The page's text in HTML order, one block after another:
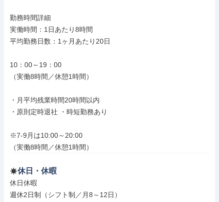
勤務時間詳細
実働時間：1日あたり8時間
平均勤務日数：1ヶ月あたり20日
10：00～19：00
（実働8時間／休憩1時間）
・月平均残業時間20時間以内
・原則定時退社 ・時短勤務あり
※7-9月は10:00～20:00
（実働8時間／休憩1時間）
休日・休暇
休日休暇
週休2日制（シフト制／月8～12日）